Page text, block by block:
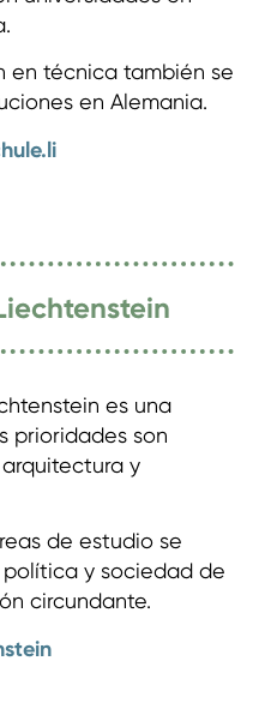
en técnica también se
en Alemania.
es una
prioridades son
y
de estudio se
y sociedad de
circundante.